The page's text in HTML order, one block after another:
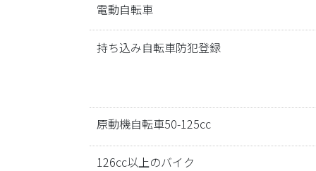
電動自転車
持ち込み自転車防犯登録
原動機自転車50-125cc
126cc以上のバイク